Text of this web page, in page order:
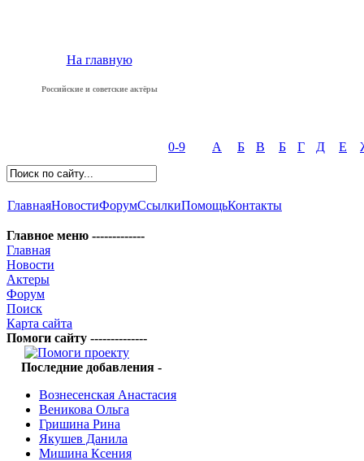
На главную
Российские и советские актёры
0-9 А Б В Б Г Д Е
ГлавнаяНовостиФорумСсылкиПомощьКонтакты
Главное меню -------------
Главная
Новости
Актеры
Форум
Поиск
Карта сайта
Помоги сайту --------------
Последние добавления -
Вознесенская Анастасия
Веникова Ольга
Гришина Рина
Якушев Данила
Мишина Ксения